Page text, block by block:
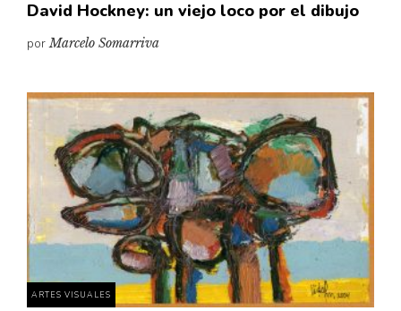
David Hockney: un viejo loco por el dibujo
porMarcelo Somarriva
ARTES VISUALES